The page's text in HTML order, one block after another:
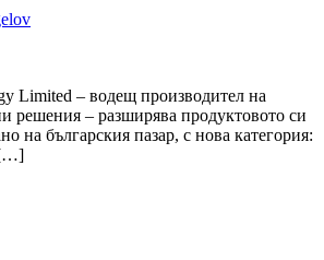
Limited – водещ производител на
решения – разширява продуктовото си
на българския пазар, с нова категория:
[…]